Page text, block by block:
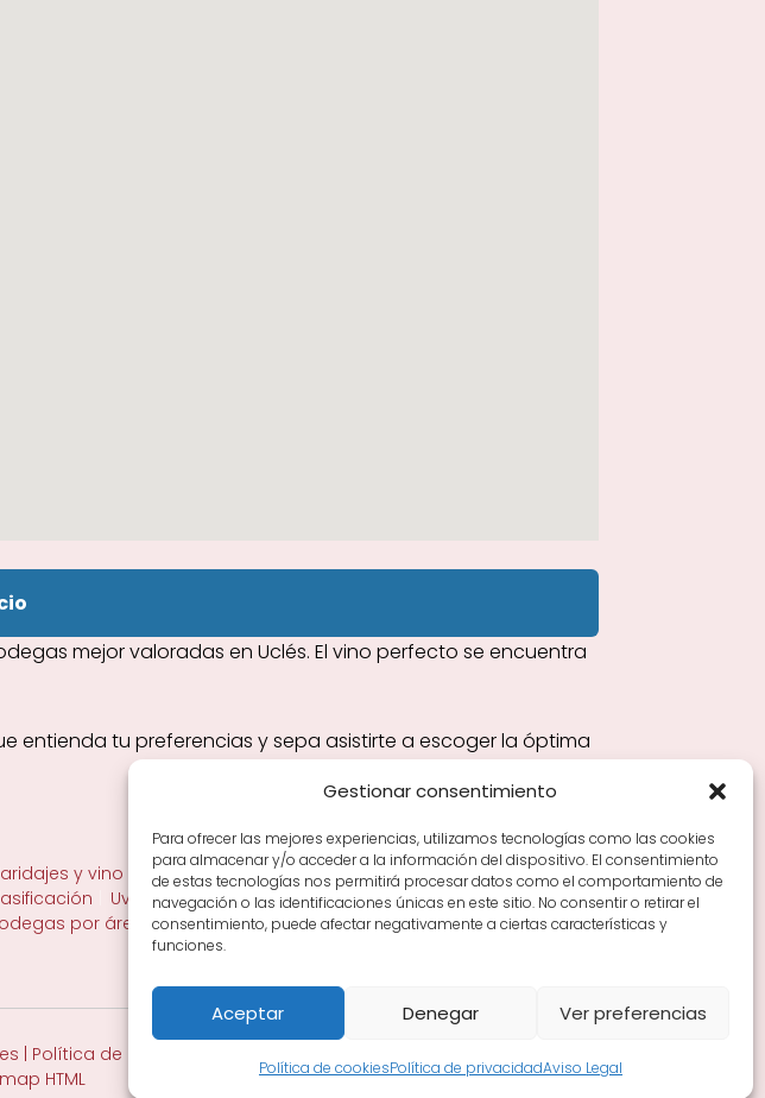
Gestionar consentimiento
Para ofrecer las mejores experiencias, utilizamos tecnologías como las cookies
para almacenar y/o acceder a la información del dispositivo. El consentimiento
de estas tecnologías nos permitirá procesar datos como el comportamiento de
navegación o las identificaciones únicas en este sitio. No consentir o retirar el
consentimiento, puede afectar negativamente a ciertas características y
funciones.
Aceptar Denegar Ver preferencias
Política de cookiesPolítica de privacidadAviso Legal
mejor valoradas en Uclés. El vino perfecto se encuentra
entienda tu preferencias y sepa asistirte a escoger la óptima
y vino en la mesa Tiendas de vino por ciudades
Tipos de Rioja y
Uvas y viñedo en Rioja Vino Rioja para empezar
Zonas de Rioja y
por área
| Política de Privacidad
HTML